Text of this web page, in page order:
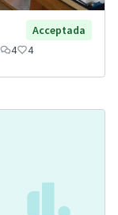
Acceptada
4 4